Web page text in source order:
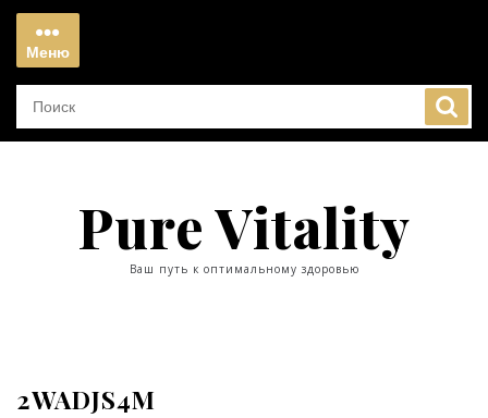
Перейти
содержимому
Меню
Меню
Pure Vitality
Ваш путь к оптимальному здоровью
2WADJS4M